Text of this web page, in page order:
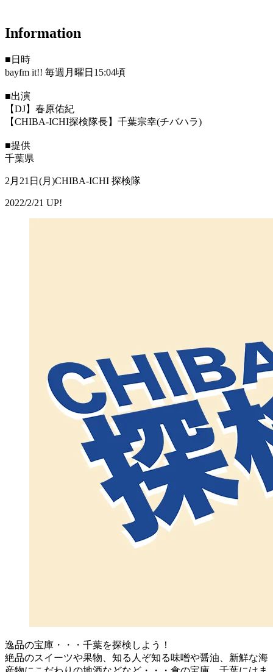
Information
■日時
bayfm it!! 毎週月曜日15:04頃
■出演
【DJ】春原佑紀
【CHIBA-ICHI探検隊長】千葉宗幸(チバハラ)
■提供
千葉県
2月21日(月)CHIBA-ICHI 探検隊
2022/2/21 UP!
逸品の宝庫・・・千葉を探検しよう！
絶品のスイーツや果物、知る人ぞ知る味噌や醤油、新鮮な海